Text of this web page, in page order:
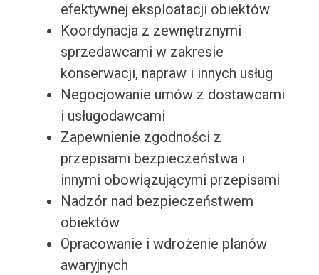
efektywnej eksploatacji obiektów
Koordynacja z zewnętrznymi
sprzedawcami w zakresie
konserwacji, napraw i innych usług
Negocjowanie umów z dostawcami
i usługodawcami
Zapewnienie zgodności z
przepisami bezpieczeństwa i
innymi obowiązującymi przepisami
Nadzór nad bezpieczeństwem
obiektów
Opracowanie i wdrożenie planów
awaryjnych